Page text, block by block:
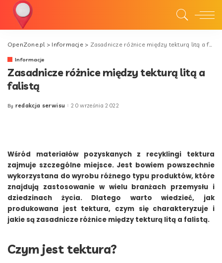
OpenZone.pl> Informacje> Zasadnicze różnice między tekturą litą a falistą
Informacje
Zasadnicze różnice między tekturą litą a
falistą
Posted
By redakcja serwisu 20 września 2022
Wśród materiałów pozyskanych z recyklingi tektura
zajmuje szczególne miejsce. Jest bowiem powszechnie
wykorzystana do wyrobu różnego typu produktów, które
znajdują zastosowanie w wielu branżach przemysłu i
dziedzinach życia. Dlatego warto wiedzieć, jak
produkowana jest tektura, czym się charakteryzuje i
jakie są zasadnicze różnice między tekturą litą a falistą.
Czym jest tektura?